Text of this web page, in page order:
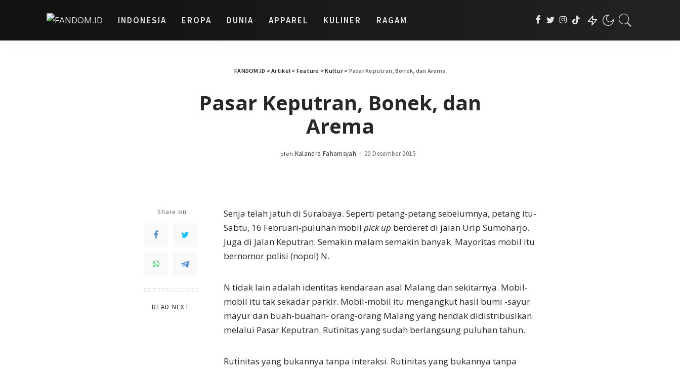
INDONESIA EROPA DUNIA APPAREL KULINER RAGAM
FANDOM.ID >Artikel > Feature >Kultur> Pasar Keputran, Bonek, dan Arema
Pasar Keputran, Bonek, dan
Arema
Posted
oleh Kalandra Fahamsyah 20 Desember 2015
Share on
READ NEXT
Senja telah jatuh di Surabaya. Seperti petang-petang sebelumnya, petang itu-
Sabtu, 16 Februari-puluhan mobil pick up berderet di jalan Urip Sumoharjo.
Juga di Jalan Keputran. Semakin malam semakin banyak. Mayoritas mobil itu
bernomor polisi (nopol) N.
N tidak lain adalah identitas kendaraan asal Malang dan sekitarnya. Mobil-
mobil itu tak sekadar parkir. Mobil-mobil itu mengangkut hasil bumi -sayur
mayur dan buah-buahan- orang-orang Malang yang hendak didistribusikan
melalui Pasar Keputran. Rutinitas yang sudah berlangsung puluhan tahun.
Rutinitas yang bukannya tanpa interaksi. Rutinitas yang bukannya tanpa